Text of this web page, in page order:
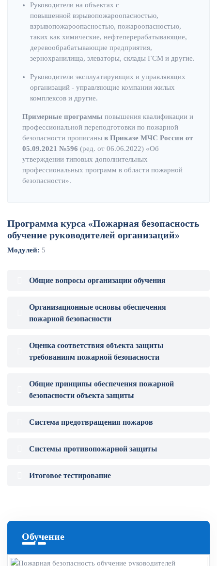
Руководители на объектах с
повышенной взрывопожароопасностью,
взрывопожароопасностью, пожароопасностью,
таких как химические, нефтеперерабатывающие,
деревообрабатывающие предприятия,
зернохранилища, элеваторы, склады ГСМ и другие.
Руководители эксплуатирующих и управляющих
организаций - управляющие компании жилых
комплексов и другие.
Примерные программы повышения квалификации и
профессиональной переподготовки по пожарной
безопасности прописаны в Приказе МЧС России от
05.09.2021 №596 (ред. от 06.06.2022) «Об
утверждении типовых дополнительных
профессиональных программ в области пожарной
безопасности».
Программа курса «Пожарная безопасность
обучение руководителей организаций»
Модулей: 5
Общие вопросы организации обучения
Организационные основы обеспечения
пожарной безопасности
Оценка соответствия объекта защиты
требованиям пожарной безопасности
Общие принципы обеспечения пожарной
безопасности объекта защиты
Система предотвращения пожаров
Системы противопожарной защиты
Итоговое тестирование
Обучение